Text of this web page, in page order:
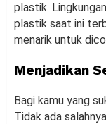
plastik.
plastik saat ini
menarik untuk
Menjadikan
Bagi kamu yang
Tidak ada